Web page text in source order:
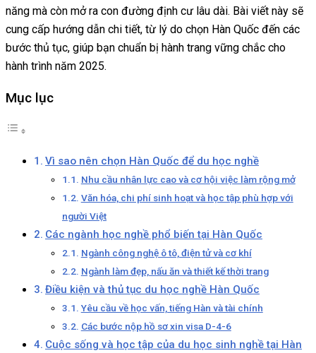
năng mà còn mở ra con đường định cư lâu dài. Bài viết này sẽ
cung cấp hướng dẫn chi tiết, từ lý do chọn Hàn Quốc đến các
bước thủ tục, giúp bạn chuẩn bị hành trang vững chắc cho
hành trình năm 2025.
Mục lục
Vì sao nên chọn Hàn Quốc để du học nghề
Nhu cầu nhân lực cao và cơ hội việc làm rộng mở
Văn hóa, chi phí sinh hoạt và học tập phù hợp với
người Việt
Các ngành học nghề phổ biến tại Hàn Quốc
Ngành công nghệ ô tô, điện tử và cơ khí
Ngành làm đẹp, nấu ăn và thiết kế thời trang
Điều kiện và thủ tục du học nghề Hàn Quốc
Yêu cầu về học vấn, tiếng Hàn và tài chính
Các bước nộp hồ sơ xin visa D-4-6
Cuộc sống và học tập của du học sinh nghề tại Hàn